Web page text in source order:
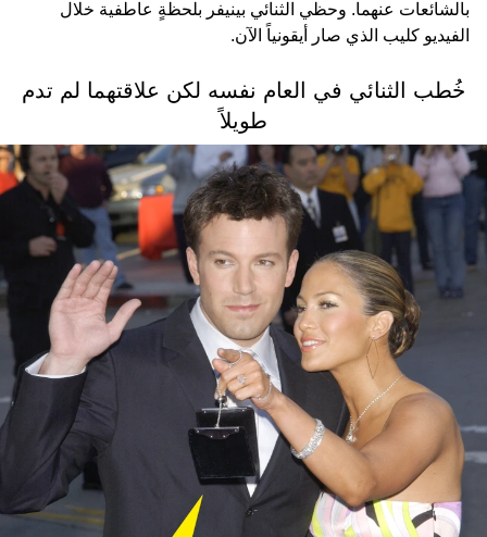
بالشائعات عنهما. وحظي الثنائي بينيفر بلحظةٍ عاطفية خلال
الفيديو كليب الذي صار أيقونياً الآن.
خُطب الثنائي في العام نفسه لكن علاقتهما لم تدم
طويلاً